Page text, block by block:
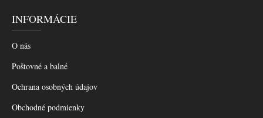
INFORMÁCIE
O nás
Poštovné a balné
Ochrana osobných údajov
Obchodné podmienky